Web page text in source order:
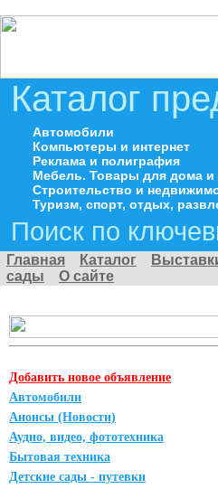
Каталог
Автомобили
Компьютеры и интернет
Реклама и полиграфия
Мебель. Товары для дома
Строительство и
Туризм, спорт, отдых,
Поиск по
Главная Каталог
сады
О сайте
Добавить новое объявление
Автомобили
Анонсы (Новости)
Аудио, видео, фототехника
Бытовая техника
Детские сады - путевки